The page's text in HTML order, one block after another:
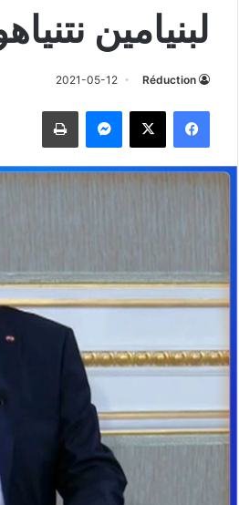
لبنيامين
Réduction
2021-05-12
فيسبوك تويتر ماسنجر طباعة